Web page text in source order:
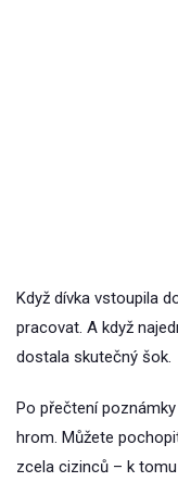
Když dívka vstoupila
pracovat. A když
dostala skutečný šok.
Po přečtení
hrom. Můžete
zcela cizinců – k